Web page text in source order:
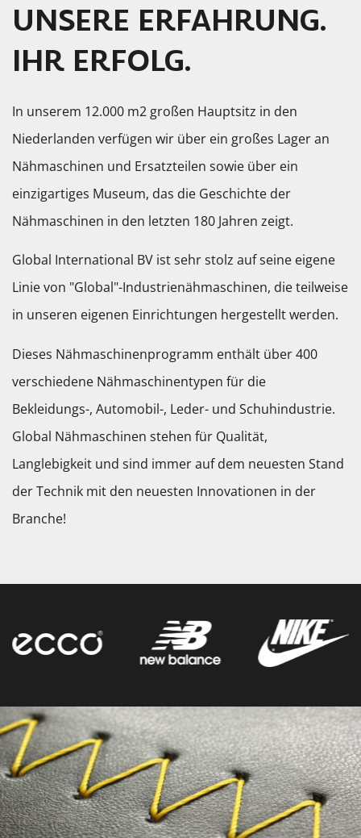
UNSERE ERFAHRUNG.
IHR ERFOLG.
In unserem 12.000 m2 großen Hauptsitz in den
Niederlanden verfügen wir über ein großes Lager an
Nähmaschinen und Ersatzteilen sowie über ein
einzigartiges Museum, das die Geschichte der
Nähmaschinen in den letzten 180 Jahren zeigt.
Global International BV ist sehr stolz auf seine eigene
Linie von "Global"-Industrienähmaschinen, die teilweise
in unseren eigenen Einrichtungen hergestellt werden.
Dieses Nähmaschinenprogramm enthält über 400
verschiedene Nähmaschinentypen für die
Bekleidungs-, Automobil-, Leder- und Schuhindustrie.
Global Nähmaschinen stehen für Qualität,
Langlebigkeit und sind immer auf dem neuesten Stand
der Technik mit den neuesten Innovationen in der
Branche!